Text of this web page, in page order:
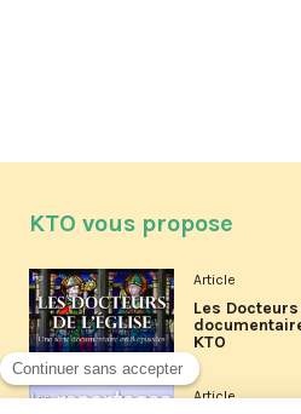
KTO vous propose
Article
Les
KTO
Article